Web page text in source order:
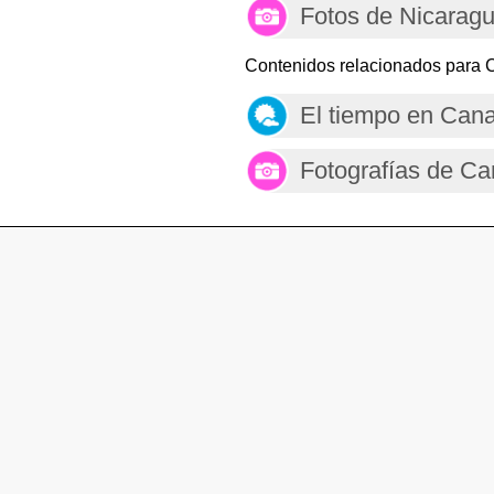
Fotos de
Contenidos relacionados para
El tiempo en
Fotografías de